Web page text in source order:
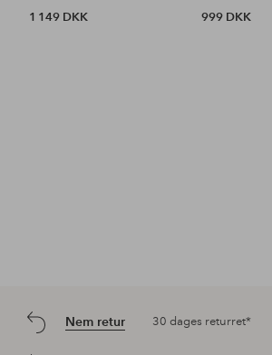
1 149 DKK
999 DKK
Nem retur 30 dages returret*